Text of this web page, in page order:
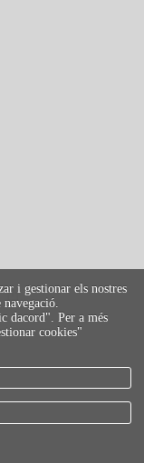
i gestionar els nostres
navegació.
dacord". Per a més
cookies"